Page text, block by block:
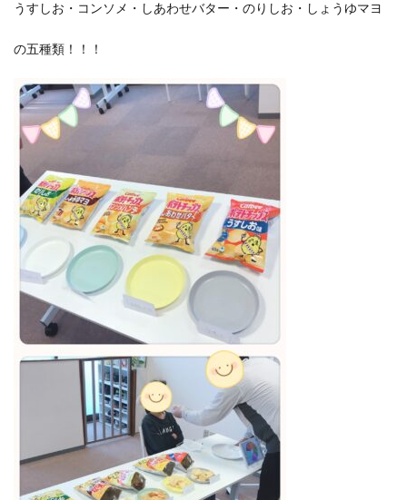
うすしお・コンソメ・しあわせバター・のりしお・しょうゆマヨ
の五種類！！！